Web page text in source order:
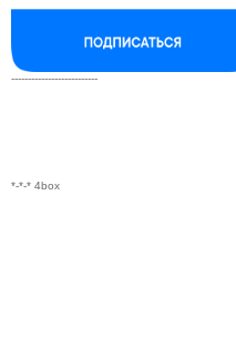
--------------------------
*-*-* 4box